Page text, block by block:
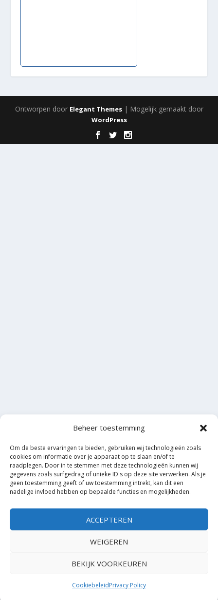
Beheer toestemming
Om de beste ervaringen te bieden, gebruiken wij technologieën zoals
cookies om informatie over je apparaat op te slaan en/of te
raadplegen. Door in te stemmen met deze technologieën kunnen wij
gegevens zoals surfgedrag of unieke ID's op deze site verwerken. Als je
geen toestemming geeft of uw toestemming intrekt, kan dit een
nadelige invloed hebben op bepaalde functies en mogelijkheden.
ACCEPTEREN
WEIGEREN
BEKIJK VOORKEUREN
CookiebeleidPrivacy Policy
Ontworpen door Elegant Themes| Mogelijk gemaakt door
WordPress